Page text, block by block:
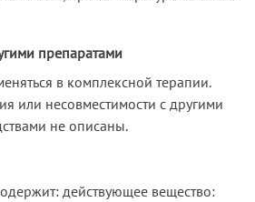
препаратами
в комплексной терапии.
или несовместимости с другими
не описаны.
действующее вещество: